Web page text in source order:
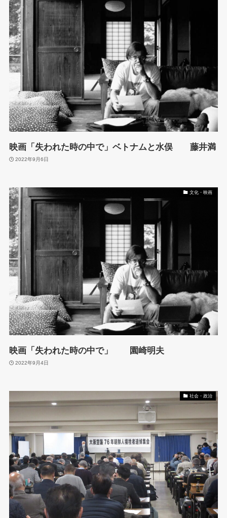
映画「失われた時の中で」ベトナムと水俣 藤井満
2022年9月6日
文化・映画
映画「失われた時の中で」 園崎明夫
2022年9月4日
社会・政治